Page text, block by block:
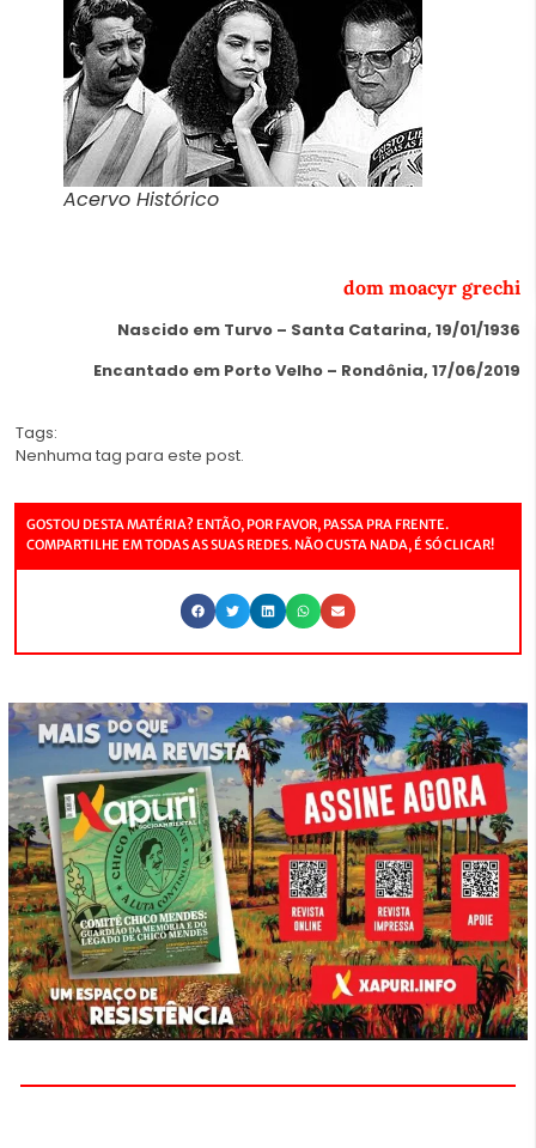
Acervo Histórico
dom moacyr grechi
Nascido em Turvo – Santa Catarina, 19/01/1936
Encantado em Porto Velho – Rondônia, 17/06/2019
Tags:
Nenhuma tag para este post.
GOSTOU DESTA MATÉRIA? ENTÃO, POR FAVOR, PASSA PRA FRENTE.
COMPARTILHE EM TODAS AS SUAS REDES. NÃO CUSTA NADA, É SÓ CLICAR!